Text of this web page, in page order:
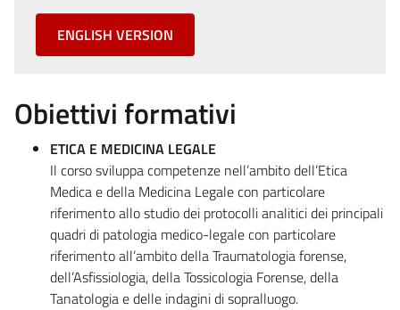
ENGLISH VERSION
Obiettivi formativi
ETICA E MEDICINA LEGALE
Il corso sviluppa competenze nell’ambito dell’Etica
Medica e della Medicina Legale con particolare
riferimento allo studio dei protocolli analitici dei principali
quadri di patologia medico-legale con particolare
riferimento all’ambito della Traumatologia forense,
dell’Asfissiologia, della Tossicologia Forense, della
Tanatologia e delle indagini di sopralluogo.